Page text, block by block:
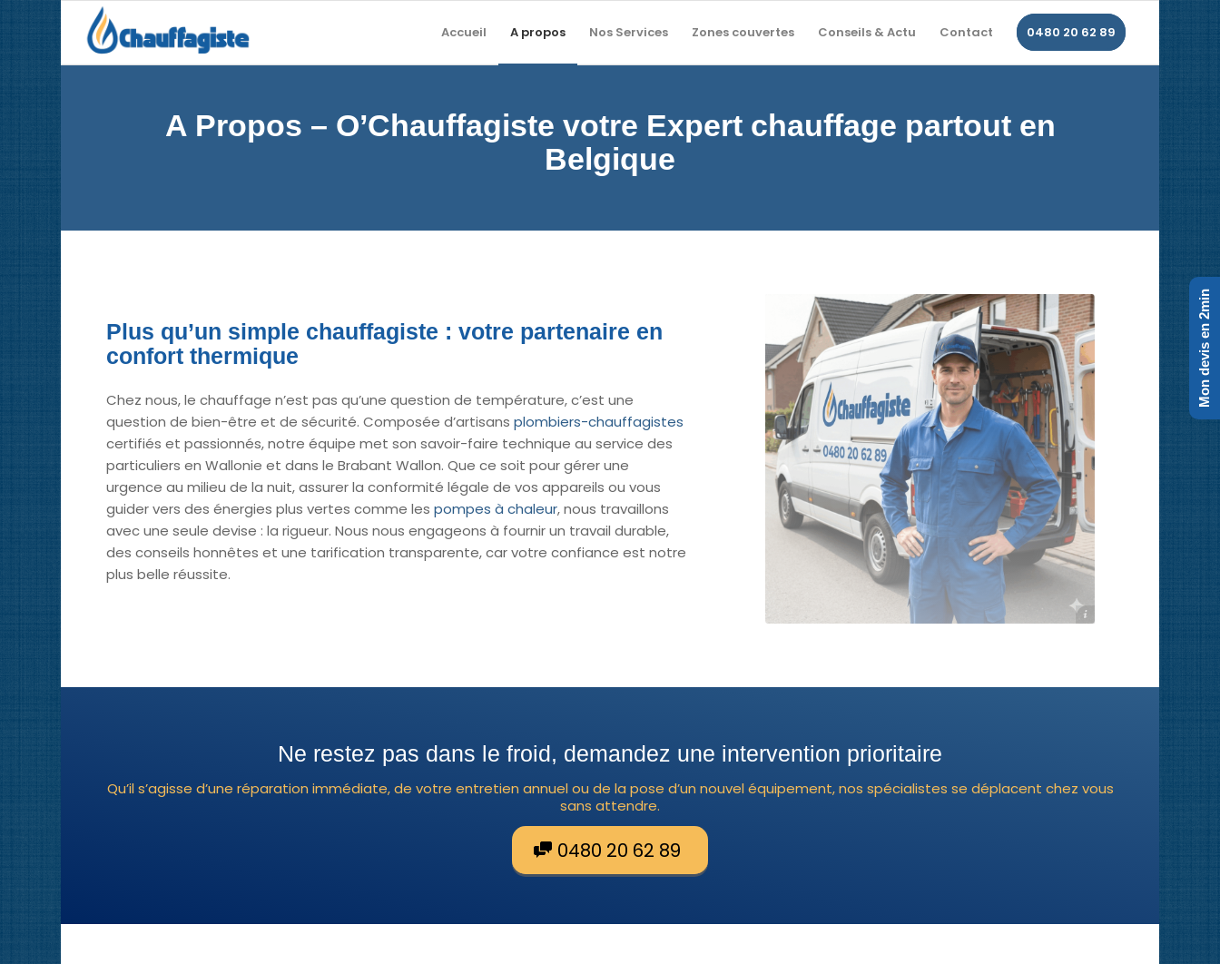
Accueil A propos Nos Services Zones couvertes Conseils & Actu Contact 0480 20 62 89
A Propos – O’Chauffagiste votre Expert chauffage partout en
Belgique
Plus qu’un simple chauffagiste : votre partenaire en
confort thermique
Chez nous, le chauffage n’est pas qu’une question de température, c’est une
question de bien-être et de sécurité. Composée d’artisansplombiers-chauffagistes
certifiés et passionnés, notre équipe met son savoir-faire technique au service des
particuliers en Wallonie et dans le Brabant Wallon. Que ce soit pour gérer une
urgence au milieu de la nuit, assurer la conformité légale de vos appareils ou vous
guider vers des énergies plus vertes comme lespompes à chaleur, nous travaillons
avec une seule devise : la rigueur. Nous nous engageons à fournir un travail durable,
des conseils honnêtes et une tarification transparente, car votre confiance est notre
plus belle réussite.
O'chauffagiste
Ne restez pas dans le froid, demandez une intervention prioritaire
Qu’il s’agisse d’une réparation immédiate, de votre entretien annuel ou de la pose d’un nouvel équipement, nos spécialistes se déplacent chez vous
sans attendre.
0480 20 62 89
Mon devis en 2min